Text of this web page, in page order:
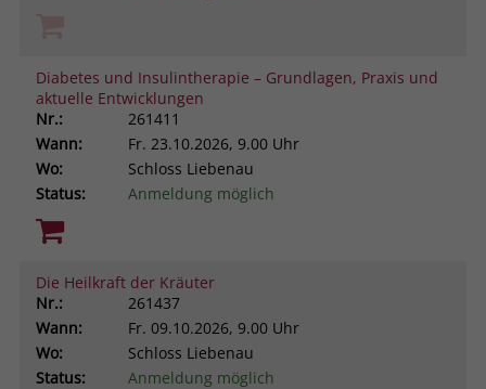
Diabetes und Insulintherapie – Grundlagen, Praxis und
aktuelle Entwicklungen
Nr.:
261411
Wann:
Fr. 23.10.2026, 9.00 Uhr
Wo:
Schloss Liebenau
Status:
Anmeldung möglich
Die Heilkraft der Kräuter
Nr.:
261437
Wann:
Fr. 09.10.2026, 9.00 Uhr
Wo:
Schloss Liebenau
Status:
Anmeldung möglich